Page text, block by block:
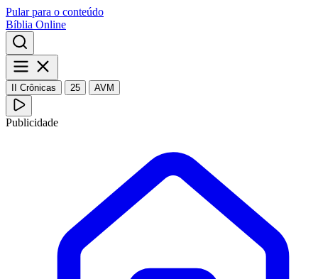
Pular para o conteúdo
Bíblia Online
II Crônicas 25 AVM
Publicidade